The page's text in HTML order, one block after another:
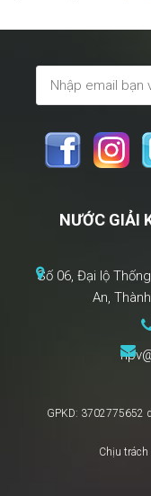
NƯỚC GIẢI
Số 06, Đại lộ
An,
GPKD: 3702775652
Chịu